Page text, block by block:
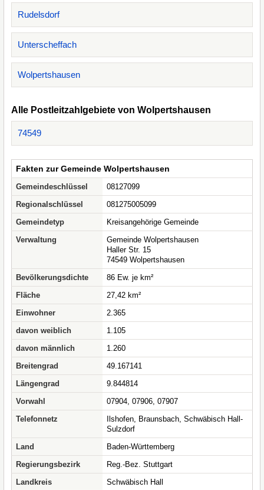
Rudelsdorf
Unterscheffach
Wolpertshausen
Alle Postleitzahlgebiete von Wolpertshausen
74549
Fakten zur Gemeinde Wolpertshausen
Gemeindeschlüssel
08127099
Regionalschlüssel
081275005099
Gemeindetyp
Kreisangehörige Gemeinde
Verwaltung
Gemeinde Wolpertshausen
Haller Str. 15
74549 Wolpertshausen
Bevölkerungsdichte
86 Ew. je km²
Fläche
27,42 km²
Einwohner
2.365
davon weiblich
1.105
davon männlich
1.260
Breitengrad
49.167141
Längengrad
9.844814
Vorwahl
07904, 07906, 07907
Telefonnetz
Ilshofen, Braunsbach, Schwäbisch Hall-
Sulzdorf
Land
Baden-Württemberg
Regierungsbezirk
Reg.-Bez. Stuttgart
Landkreis
Schwäbisch Hall